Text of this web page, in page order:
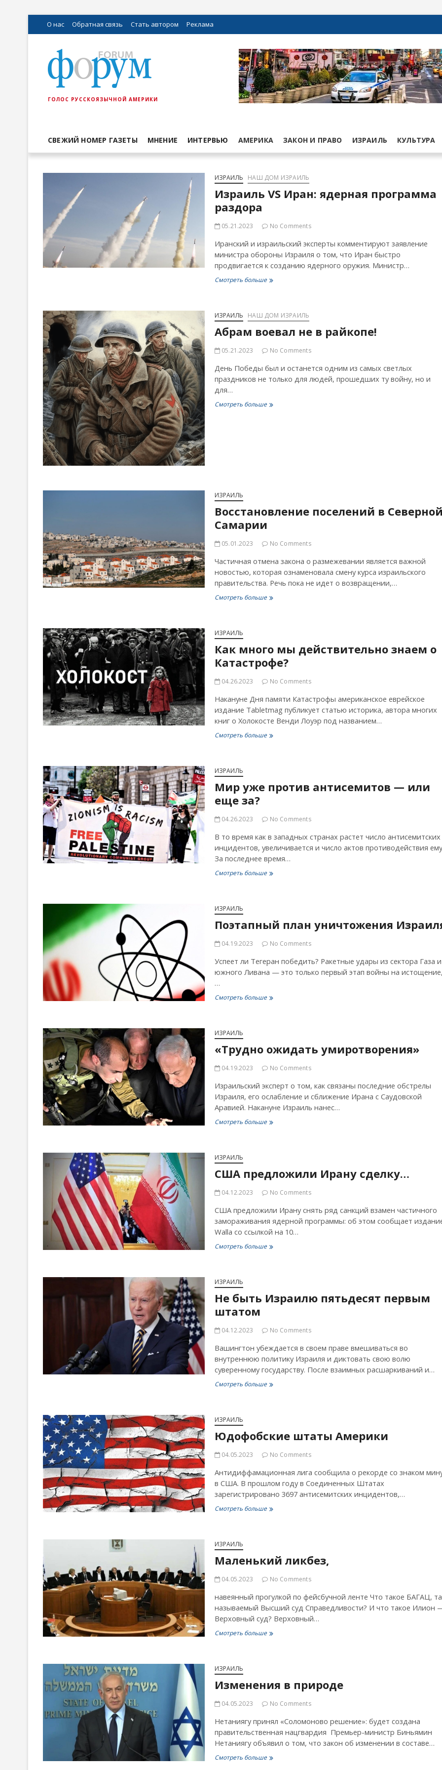
О нас Обратная связь Стать автором Реклама
ГОЛОС РУССКОЯЗЫЧНОЙ АМЕРИКИ
СВЕЖИЙ НОМЕР ГАЗЕТЫ МНЕНИЕ ИНТЕРВЬЮ АМЕРИКА ЗАКОН И ПРАВО ИЗРАИЛЬ КУЛЬТУРА
ИЗРАИЛЬ НАШ ДОМ ИЗРАИЛЬ
Израиль VS Иран: ядерная программа
раздора
05.21.2023 No Comments
Иранский и израильский эксперты комментируют заявление
министра обороны Израиля о том, что Иран быстро
продвигается к созданию ядерного оружия. Министр…
Смотреть большеИзраиль
программа
раздора
ИЗРАИЛЬ НАШ ДОМ ИЗРАИЛЬ
Абрам воевал не в райкопе!
05.21.2023 No Comments
День Победы был и останется одним из самых светлых
праздников не только для людей, прошедших ту войну, но и
для…
Смотреть большеАбрам
ИЗРАИЛЬ
Восстановление поселений в
Самарии
05.01.2023 No Comments
Частичная отмена закона о размежевании является важной
новостью, которая ознаменовала смену курса израильского
правительства. Речь пока не идет о возвращении,…
Смотреть большеВосстановление
ИЗРАИЛЬ
Как много мы действительно знаем о
Катастрофе?
04.26.2023 No Comments
Накануне Дня памяти Катастрофы американское еврейское
издание Tabletmag публикует статью историка, автора многих
книг о Холокосте Венди Лоуэр под названием…
Смотреть большеКак
Катастрофе?
ИЗРАИЛЬ
Мир уже против антисемитов — или
еще за?
04.26.2023 No Comments
В то время как в западных странах растет число антисемитских
инцидентов, увеличивается и число актов противодействия
За последнее время…
Смотреть большеМир
еще
ИЗРАИЛЬ
Поэтапный план уничтожения
04.19.2023 No Comments
Успеет ли Тегеран победить? Ракетные удары из сектора Газа и
южного Ливана — это только первый этап войны на
…
Смотреть большеПоэтапный
ИЗРАИЛЬ
«Трудно ожидать умиротворения»
04.19.2023 No Comments
Израильский эксперт о том, как связаны последние обстрелы
Израиля, его ослабление и сближение Ирана с Саудовской
Аравией. Накануне Израиль нанес…
Смотреть больше«Трудно
ИЗРАИЛЬ
США предложили Ирану сделку…
04.12.2023 No Comments
США предложили Ирану снять ряд санкций взамен частичного
замораживания ядерной программы: об этом сообщает
Walla со ссылкой на 10…
Смотреть большеСША
ИЗРАИЛЬ
Не быть Израилю пятьдесят первым
штатом
04.12.2023 No Comments
Вашингтон убеждается в своем праве вмешиваться во
внутреннюю политику Израиля и диктовать свою волю
суверенному государству. После взаимных расшаркиваний и…
Смотреть большеНе
ИЗРАИЛЬ
Юдофобские штаты Америки
04.05.2023 No Comments
Антидиффамационная лига сообщила о рекорде со знаком
в США. В прошлом году в Соединенных Штатах
зарегистрировано 3697 антисемитских инцидентов,…
Смотреть большеЮдофобские
ИЗРАИЛЬ
Маленький ликбез,
04.05.2023 No Comments
навеянный прогулкой по фейсбучной ленте Что такое БАГАЦ,
называемый Высший суд Справедливости? И что такое Илион
Верховный суд? Верховный…
Смотреть большеМаленький
ИЗРАИЛЬ
Изменения в природе
04.05.2023 No Comments
Нетаниягу принял «Соломоново решение»: будет создана
правительственная нацгвардия Премьер-министр Биньямин
Нетаниягу объявил о том, что закон об изменении в составе…
Смотреть большеИзменения